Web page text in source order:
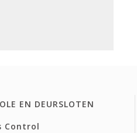
EN DEURSLOTEN
Control